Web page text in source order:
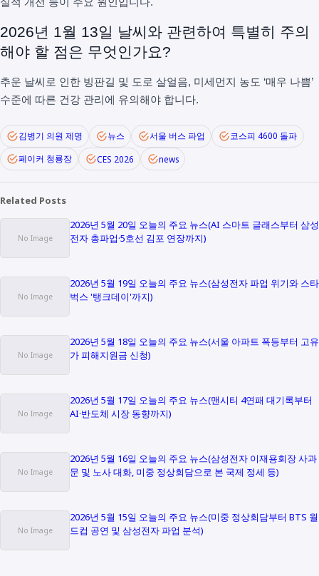
2026년 1월 13일 날씨와 관련하여 특별히 주의
해야 할 점은 무엇인가요?
추운 날씨로 인한 빙판길 및 도로 살얼음, 미세먼지 농도 ‘매우 나쁨’
수준에 따른 건강 관리에 유의해야 합니다.
김병기 의원 제명 뉴스 서울 버스 파업
코스피 4600 돌파
페이커 청룡장
CES 2026 news
Related Posts
2026년 5월 20일 오늘의 주요 뉴스(AI 스마트 글래스부터 삼성
전자 총파업·5호선 김포 연장까지)
2026년 5월 19일 오늘의 주요 뉴스(삼성전자 파업 위기와 스타
벅스 '탱크데이'까지)
2026년 5월 18일 오늘의 주요 뉴스(서울 아파트 폭등부터 고유
가 피해지원금 신청)
2026년 5월 17일 오늘의 주요 뉴스(맨시티 4연패 대기록부터
AI·반도체 시장 동향까지)
2026년 5월 16일 오늘의 주요 뉴스(삼성전자 이재용회장 사과
문 및 노사 대화, 미중 정상회담으로 본 국제 정세 등)
2026년 5월 15일 오늘의 주요 뉴스(미중 정상회담부터 BTS 월
드컵 공연 및 삼성전자 파업 분석)